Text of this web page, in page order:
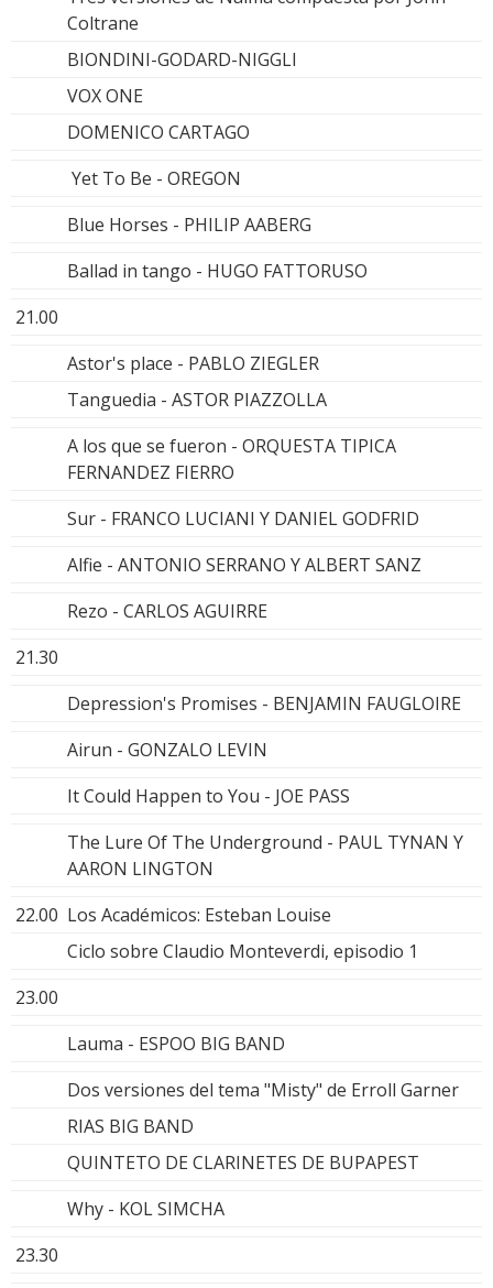
Coltrane
BIONDINI-GODARD-NIGGLI
VOX ONE
DOMENICO CARTAGO
Yet To Be - OREGON
Blue Horses - PHILIP AABERG
Ballad in tango - HUGO FATTORUSO
21.00
Astor's place - PABLO ZIEGLER
Tanguedia - ASTOR PIAZZOLLA
A los que se fueron - ORQUESTA TIPICA
FERNANDEZ FIERRO
Sur - FRANCO LUCIANI Y DANIEL GODFRID
Alfie - ANTONIO SERRANO Y ALBERT SANZ
Rezo - CARLOS AGUIRRE
21.30
Depression's Promises - BENJAMIN FAUGLOIRE
Airun - GONZALO LEVIN
It Could Happen to You - JOE PASS
The Lure Of The Underground - PAUL TYNAN Y
AARON LINGTON
22.00 Los Académicos: Esteban Louise
Ciclo sobre Claudio Monteverdi, episodio 1
23.00
Lauma - ESPOO BIG BAND
Dos versiones del tema "Misty" de Erroll Garner
RIAS BIG BAND
QUINTETO DE CLARINETES DE BUPAPEST
Why - KOL SIMCHA
23.30